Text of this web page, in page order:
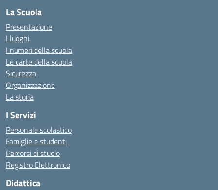
La Scuola
Presentazione
I luoghi
I numeri della scuola
Le carte della scuola
Sicurezza
Organizzazione
La storia
I Servizi
Personale scolastico
Famiglie e studenti
Percorsi di studio
Registro Elettronico
Didattica